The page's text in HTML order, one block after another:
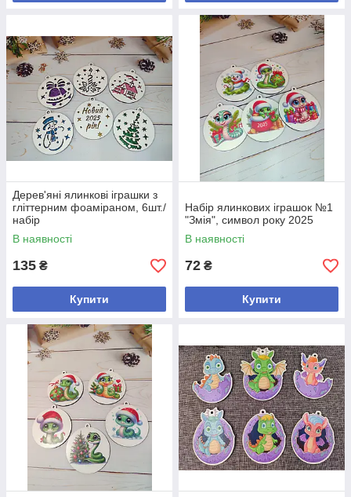
Дерев'яні ялинкові іграшки з
гліттерним фоаміраном, 6шт./
набір
В наявності
135 ₴
Купити
Набір ялинкових іграшок №1
"Змія", символ року 2025
В наявності
72 ₴
Купити